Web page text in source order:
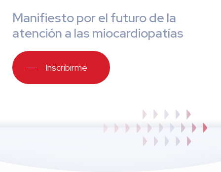
Manifiesto por el futuro de la
atención a las miocardiopatías
Inscribirme